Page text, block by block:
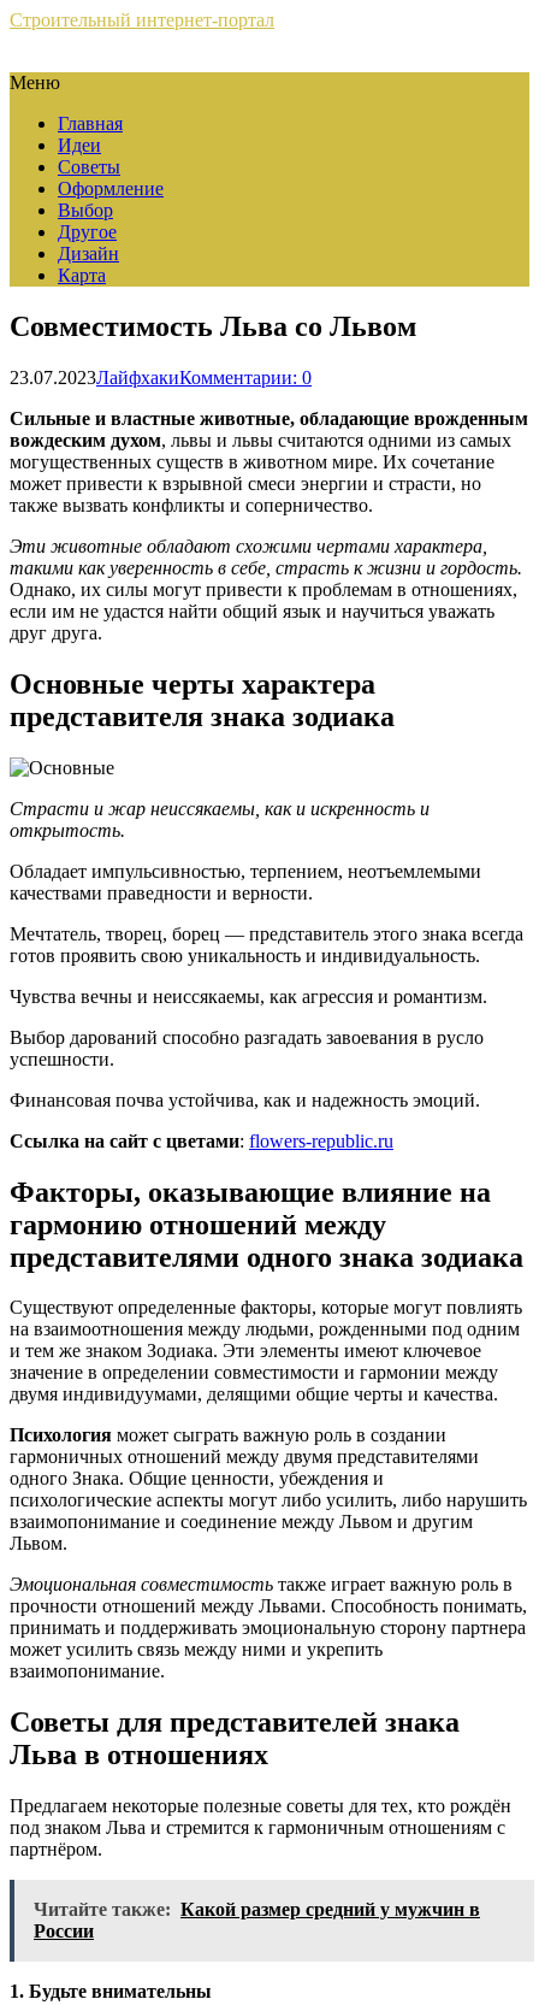
Строительный интернет-портал
Меню
Главная
Идеи
Советы
Оформление
Выбор
Другое
Дизайн
Карта
Совместимость Льва со Львом
23.07.2023ЛайфхакиКомментарии: 0
Сильные и властные животные, обладающие врожденным
вождеским духом, львы и львы считаются одними из самых
могущественных существ в животном мире. Их сочетание
может привести к взрывной смеси энергии и страсти, но
также вызвать конфликты и соперничество.
Эти животные обладают схожими чертами характера,
такими как уверенность в себе, страсть к жизни и гордость.
Однако, их силы могут привести к проблемам в отношениях,
если им не удастся найти общий язык и научиться уважать
друг друга.
Основные черты характера
представителя знака зодиака
Страсти и жар неиссякаемы, как и искренность и
открытость.
Обладает импульсивностью, терпением, неотъемлемыми
качествами праведности и верности.
Мечтатель, творец, борец — представитель этого знака всегда
готов проявить свою уникальность и индивидуальность.
Чувства вечны и неиссякаемы, как агрессия и романтизм.
Выбор дарований способно разгадать завоевания в русло
успешности.
Финансовая почва устойчива, как и надежность эмоций.
Ссылка на сайт с цветами: flowers-republic.ru
Факторы, оказывающие влияние на
гармонию отношений между
представителями одного знака зодиака
Существуют определенные факторы, которые могут повлиять
на взаимоотношения между людьми, рожденными под одним
и тем же знаком Зодиака. Эти элементы имеют ключевое
значение в определении совместимости и гармонии между
двумя индивидуумами, делящими общие черты и качества.
Психология может сыграть важную роль в создании
гармоничных отношений между двумя представителями
одного Знака. Общие ценности, убеждения и
психологические аспекты могут либо усилить, либо нарушить
взаимопонимание и соединение между Львом и другим
Львом.
Эмоциональная совместимость также играет важную роль в
прочности отношений между Львами. Способность понимать,
принимать и поддерживать эмоциональную сторону партнера
может усилить связь между ними и укрепить
взаимопонимание.
Советы для представителей знака
Льва в отношениях
Предлагаем некоторые полезные советы для тех, кто рождён
под знаком Льва и стремится к гармоничным отношениям с
партнёром.
Читайте также: Какой размер средний у мужчин в
России
1. Будьте внимательны